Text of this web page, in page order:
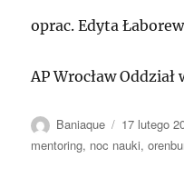
oprac. Edyta
AP Wrocław Oddział
Autor
Baniaque
Data
publikacji
17 lutego
mentoring, noc nauki,